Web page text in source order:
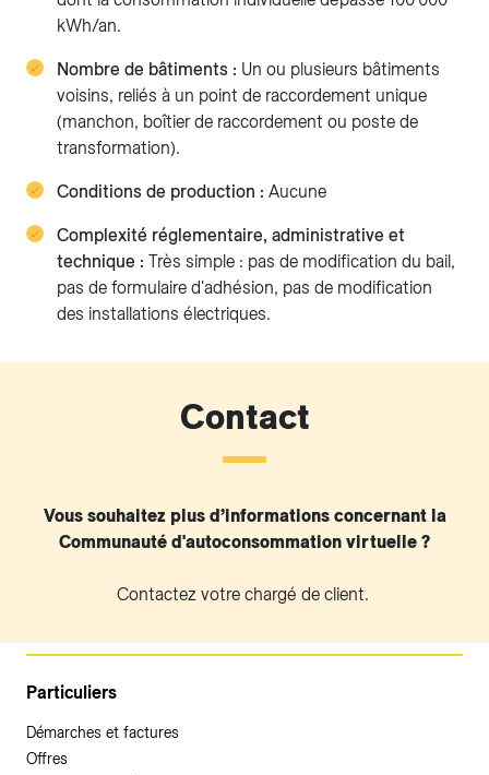
kWh/an.
Nombre de bâtiments : Un ou plusieurs bâtiments
voisins, reliés à un point de raccordement unique
(manchon, boîtier de raccordement ou poste de
transformation).
Conditions de production : Aucune
Complexité réglementaire, administrative et
technique : Très simple : pas de modification du bail,
pas de formulaire d'adhésion, pas de modification
des installations électriques.
Contact
Vous souhaitez plus d’informations concernant la
Communauté d'autoconsommation virtuelle ?
Contactez votre chargé de client.
Particuliers
Démarches et factures
Offres